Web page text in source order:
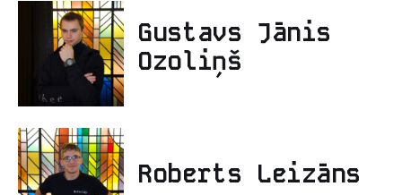
Gustavs Jānis
Ozoliņš
Roberts Leizāns